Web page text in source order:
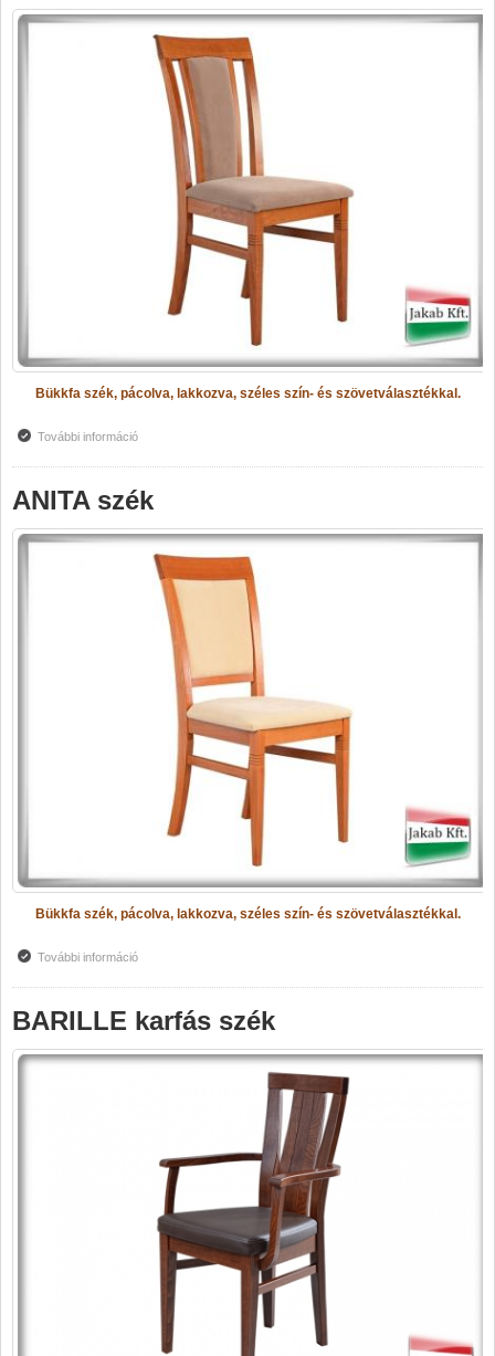
Bükkfa szék, pácolva, lakkozva, széles szín- és szövetválasztékkal.
További információANDREA szék tartalommal kapcsolatosan
ANITA szék
Bükkfa szék, pácolva, lakkozva, széles szín- és szövetválasztékkal.
További információANITA szék tartalommal kapcsolatosan
BARILLE karfás szék